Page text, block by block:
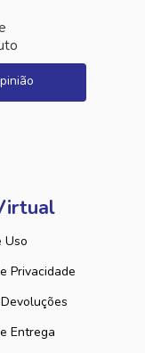
Uso
Privacidade
Entrega